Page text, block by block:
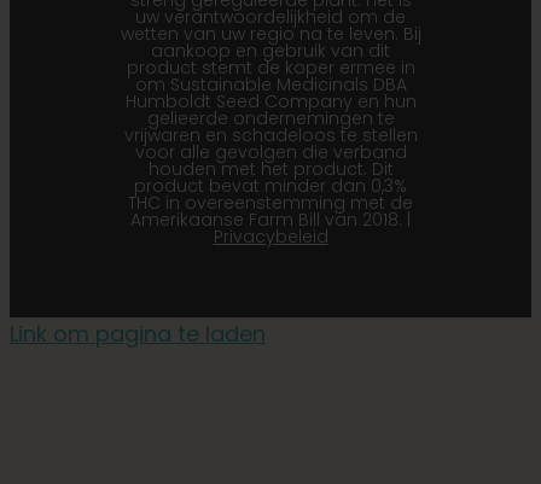
uw verantwoordelijkheid om de
wetten van uw regio na te leven. Bij
aankoop en gebruik van dit
product stemt de koper ermee in
om Sustainable Medicinals DBA
Humboldt Seed Company en hun
gelieerde ondernemingen te
vrijwaren en schadeloos te stellen
voor alle gevolgen die verband
houden met het product. Dit
product bevat minder dan 0,3%
THC in overeenstemming met de
Amerikaanse Farm Bill van 2018. |
Privacybeleid
Link om pagina te laden